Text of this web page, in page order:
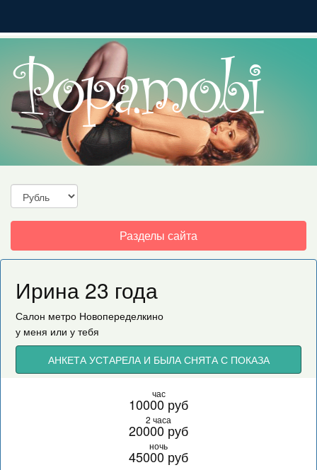
Toggle
navigation
Разделы сайта
Ирина 23 года
Салон метро Новопеределкино
у меня или у тебя
АНКЕТА УСТАРЕЛА И БЫЛА СНЯТА С ПОКАЗА
час
10000 руб
2 часа
20000 руб
ночь
45000 руб